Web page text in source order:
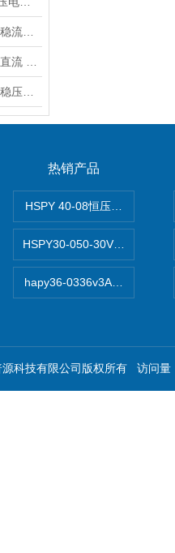
热销产品
HSPY 40-08恒压恒流恒功率
HSPY30-050-30V/-05A可调
hapy36-0336v3A高精度小型
科技有限公司版权所有 访问量